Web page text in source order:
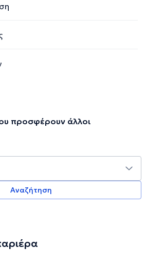
προσφέρουν άλλοι
Αναζήτηση